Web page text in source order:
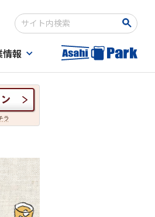
検索キーワード入力
情報
ラ